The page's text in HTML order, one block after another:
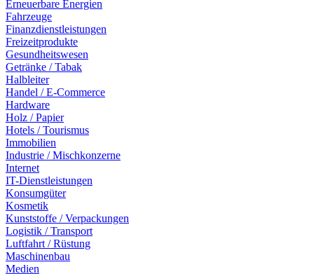
Erneuerbare Energien
Fahrzeuge
Finanzdienstleistungen
Freizeitprodukte
Gesundheitswesen
Getränke / Tabak
Halbleiter
Handel / E-Commerce
Hardware
Holz / Papier
Hotels / Tourismus
Immobilien
Industrie / Mischkonzerne
Internet
IT-Dienstleistungen
Konsumgüter
Kosmetik
Kunststoffe / Verpackungen
Logistik / Transport
Luftfahrt / Rüstung
Maschinenbau
Medien